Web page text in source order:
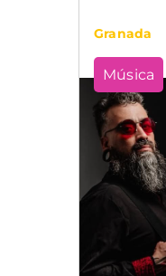
Granada
Música